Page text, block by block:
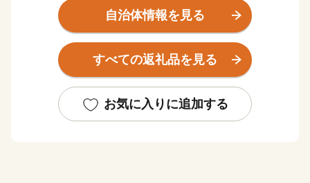
また町内には、約６８０社の企業がある一方で、国宝松
江城を築城した武将「堀尾吉晴公」の生誕地でもある
大口町には、史跡や豊かな田園風景も多く共存していま
令和２年の住民アンケートでは、住みやすさを感じてい
る住民の割合は93.2％でした。
自治体情報を見る
すべての返礼品を見る
お気に入りに追加する